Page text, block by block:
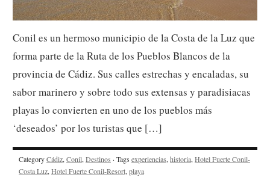
Conil es un hermoso municipio de la Costa de la Luz que
forma parte de la Ruta de los Pueblos Blancos de la
provincia de Cádiz. Sus calles estrechas y encaladas, su
sabor marinero y sobre todo sus extensas y paradisiacas
playas lo convierten en uno de los pueblos más
‘deseados’ por los turistas que […]
CategoryCádiz,Conil,Destinos · Tags experiencias,historia,Hotel Fuerte Conil-
Costa Luz,Hotel Fuerte Conil-Resort,playa